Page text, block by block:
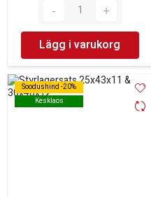
Lägg i varukorg
Soodushind -20%
Kesklaos
Soodushind -20%
Kesklaos